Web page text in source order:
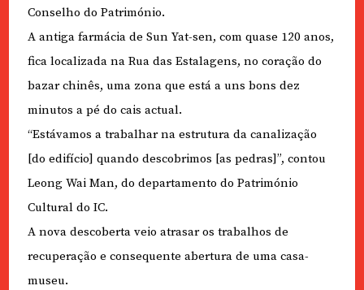
Conselho do Património.
A antiga farmácia de Sun Yat-sen, com quase 120 anos,
fica localizada na Rua das Estalagens, no coração do
bazar chinês, uma zona que está a uns bons dez
minutos a pé do cais actual.
“Estávamos a trabalhar na estrutura da canalização
[do edifício] quando descobrimos [as pedras]”, contou
Leong Wai Man, do departamento do Património
Cultural do IC.
A nova descoberta veio atrasar os trabalhos de
recuperação e consequente abertura de uma casa-
museu.